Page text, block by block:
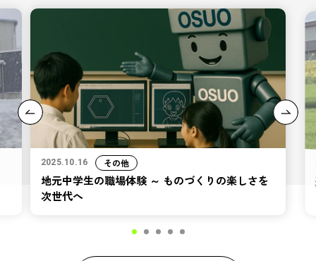
2025.10.16 その他
地元中学生の職場体験 ～ ものづくりの楽しさを
次世代へ